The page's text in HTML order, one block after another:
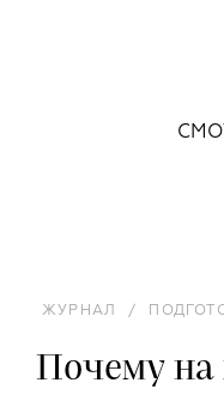
ЖУРНАЛ /
Почему на